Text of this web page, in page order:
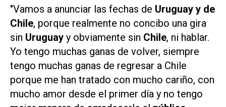
"Vamos a anunciar las fechas de Uruguay y de
Chile, porque realmente no concibo una gira
sin Uruguay y obviamente sin Chile, ni hablar.
Yo tengo muchas ganas de volver, siempre
tengo muchas ganas de regresar a Chile
porque me han tratado con mucho cariño, con
mucho amor desde el primer día y no tengo